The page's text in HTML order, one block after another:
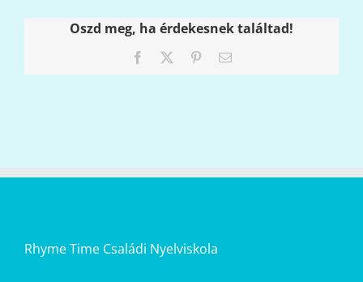
Oszd meg, ha érdekesnek találtad!
Facebook PinterestEmail:
Rhyme Time Családi Nyelviskola